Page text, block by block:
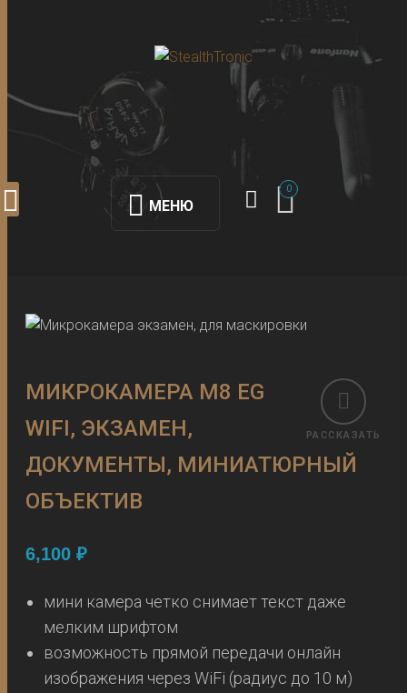
МЕНЮ
0
РАССКАЗАТЬ
МИКРОКАМЕРА M8 EG
WIFI, ЭКЗАМЕН,
ДОКУМЕНТЫ, МИНИАТЮРНЫЙ
ОБЪЕКТИВ
6,100₽
мини камера четко снимает текст даже
мелким шрифтом
возможность прямой передачи онлайн
изображения через WiFi (радиус до 10 м)